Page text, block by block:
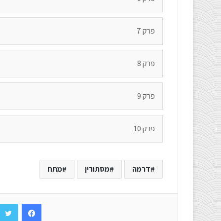
פרק 7
פרק 8
פרק 9
פרק 10
דרמה מסתורין מתח
Facebook